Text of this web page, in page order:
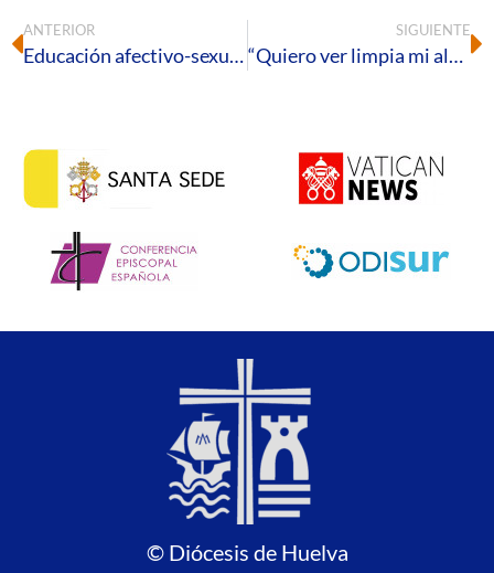
ANTERIOR
Educación afectivo-sexual a la luz de la Teología del Cuerpo
SIGUIENTE
“Quiero ver limpia mi alma, ¡purifícame, Señor!”
© Diócesis de Huelva